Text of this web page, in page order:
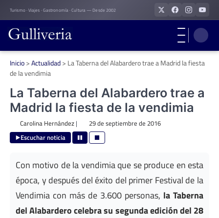
Skip
to
content
Turismo · Viajes · Gastronomía · Cultura — Desde 2002
Inicio>Actualidad> La Taberna del Alabardero trae a Madrid la fiesta
de la vendimia
La Taberna del Alabardero trae a
Madrid la fiesta de la vendimia
Carolina Hernández| 29 de septiembre de 2016
Escuchar noticia
Con motivo de la vendimia que se produce en esta
época, y después del éxito del primer Festival de la
Vendimia con más de 3.600 personas, la Taberna
del Alabardero celebra su segunda edición del 28